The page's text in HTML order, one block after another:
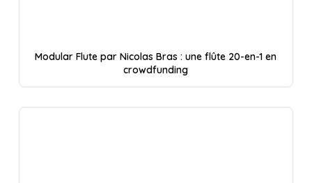
Modular Flute par Nicolas Bras : une flûte 20-en-1 en
crowdfunding